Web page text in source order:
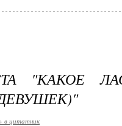
"КАКОЕ
в цитатник